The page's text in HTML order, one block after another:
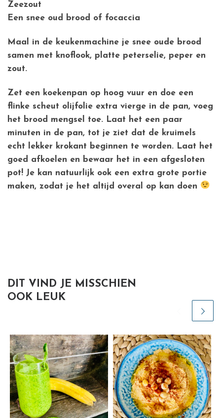
Zeezout
Een snee oud brood of focaccia
Maal in de keukenmachine je snee oude brood
samen met knoflook, platte peterselie, peper en
zout.
Zet een koekenpan op hoog vuur en doe een
flinke scheut olijfolie extra vierge in de pan, voeg
het brood mengsel toe. Laat het een paar
minuten in de pan, tot je ziet dat de kruimels
echt lekker krokant beginnen te worden. Laat het
goed afkoelen en bewaar het in een afgesloten
pot! Je kan natuurlijk ook een extra grote portie
maken, zodat je het altijd overal op kan doen
DIT VIND JE MISSCHIEN
OOK LEUK